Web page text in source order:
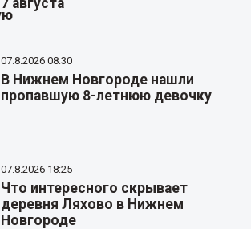
07.8.2026 08:30
В Нижнем Новгороде нашли
пропавшую 8-летнюю девочку
07.8.2026 18:25
Что интересного скрывает
деревня Ляхово в Нижнем
Новгороде